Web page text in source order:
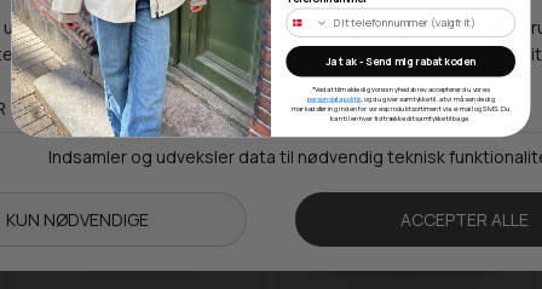
SALE -50% SALE -50%
Ja tak - Send mig rabatkoden
*Ved at tilmelde dig vores nyhedsbrev accepterer du vores
persondatapolitik, og du giver samtykke til, at vi må sende dig
markedsføring inden for vores produktsortiment via e-mail og SMS. Du
kan til enhver tid trække dit samtykke tilbage.